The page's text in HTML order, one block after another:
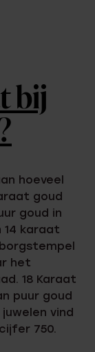
bij
hoeveel
goud
goud in
14 karaat
het
18 Karaat
puur goud
vind
750.